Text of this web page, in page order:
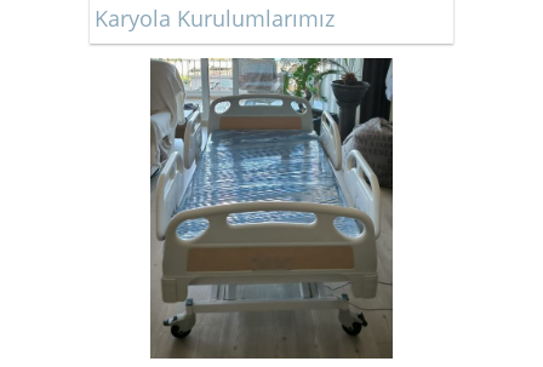
SANDALYE
Kiralık Hasta Karyolası Bostanlı
Kiralık Hasta Karyolası
Karyola Kurulumlarımız